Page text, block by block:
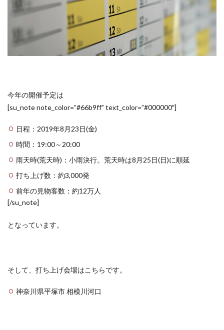
今年の開催予定は
[su_note note_color=”#66b9ff” text_color=”#000000″]
日程：2019年8月23日(金)
時間：19:00～20:00
雨天時(荒天時)：小雨決行。荒天時は8月25日(日)に順延
打ち上げ数：約3,000発
前年の見物客数：約12万人
[/su_note]
となっています。
そして、打ち上げ会場はこちらです。
神奈川県平塚市 相模川河口